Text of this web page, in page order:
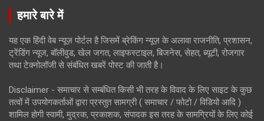
हमारे बारे में
यह एक हिंदी वेब न्यूज़ पोर्टल है जिसमें ब्रेकिंग न्यूज़ के अलावा राजनीति, प्रशासन,
ट्रेंडिंग न्यूज, बॉलीवुड, खेल जगत, लाइफस्टाइल, बिजनेस, सेहत, ब्यूटी, रोजगार
तथा टेक्नोलॉजी से संबंधित खबरें पोस्ट की जाती है।
Disclaimer - समाचार से सम्बंधित किसी भी तरह के विवाद के लिए साइट के कुछ
तत्वों में उपयोगकर्ताओं द्वारा प्रस्तुत सामग्री ( समाचार / फोटो / विडियो आदि )
शामिल होगी स्वामी, मुद्रक, प्रकाशक, संपादक इस तरह के सामग्रियों के लिए कोई